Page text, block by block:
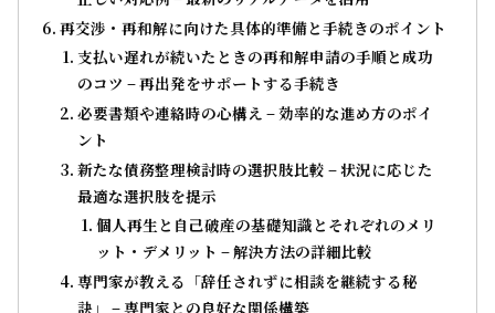
再交渉・再和解に向けた具体的準備と手続きのポイント
支払い遅れが続いたときの再和解申請の手順と成功
のコツ – 再出発をサポートする手続き
必要書類や連絡時の心構え – 効率的な進め方のポイ
ント
新たな債務整理検討時の選択肢比較 – 状況に応じた
最適な選択肢を提示
個人再生と自己破産の基礎知識とそれぞれのメリ
ット・デメリット – 解決方法の詳細比較
専門家が教える「辞任されずに相談を継続する秘
訣」 – 専門家との良好な関係構築